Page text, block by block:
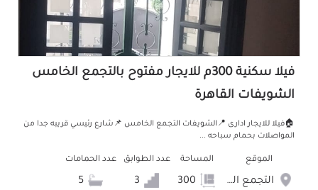
فيلا سكنية 300م للايجار مفتوح بالتجمع الخامس
الشويفات القاهرة
🏠فيلا للايجار ادارى 📍الشويفات التجمع الخامس 📌شارع رئيسي قريبه جدا من
المواصلات بحمام سباحه ...
الموقع
التجمع الخامس الشويفات
المساحة عدد الطوابق عدد الحمامات
5